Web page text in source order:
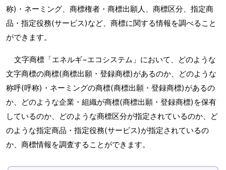
称)・ネーミング、商標権者・商標出願人、商標区分、指定商
品・指定役務(サービス)など、商標に関する情報を調べること
ができます。
文字商標「エネルギ−エコシステム」において、どのような
文字商標の商標(商標出願・登録商標)があるのか、どのような
称呼(呼称)・ネーミングの商標(商標出願・登録商標)があるの
か、どのような企業・組織が商標(商標出願・登録商標)を保有
しているのか、どのような商標区分が指定されているのか、ど
のような指定商品・指定役務(サービス)が指定されているの
か、商標情報を調査することができます。